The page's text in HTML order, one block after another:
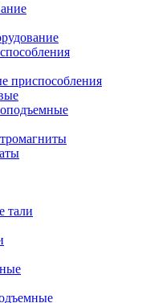
приспособления
тали